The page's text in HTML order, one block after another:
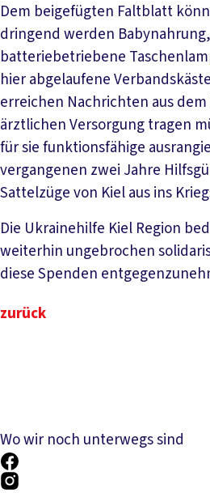
Dem beigefügten Faltblatt
dringend werden
batteriebetriebene
hier abgelaufene
erreichen Nachrichten aus
ärztlichen Versorgung tragen
für sie funktionsfähige
vergangenen zwei Jahre
Sattelzüge von Kiel aus ins
Die Ukrainehilfe Kiel Region
weiterhin ungebrochen
diese Spenden
zurück
Wo wir noch unterwegs sind